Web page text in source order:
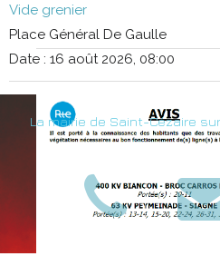
Vide grenier
Place Général De Gaulle
Date : 16 août 2026, 08:00
La mairie de Saint-Cézaire